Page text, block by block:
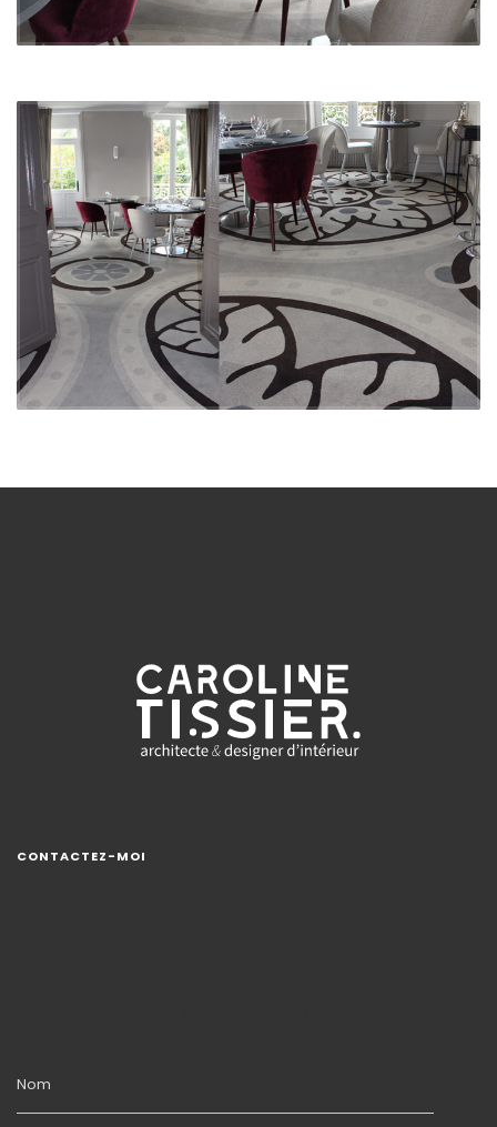
CONTACTEZ-MOI
Nom